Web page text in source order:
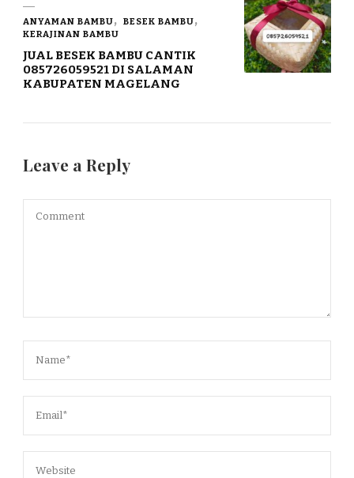
ANYAMAN BAMBU
BESEK BAMBU
KERAJINAN BAMBU
JUAL BESEK BAMBU CANTIK
085726059521 DI SALAMAN
KABUPATEN MAGELANG
Leave a Reply